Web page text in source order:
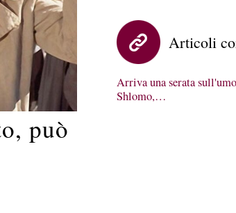
può
Articoli
Arriva una serata
Shlomo,…